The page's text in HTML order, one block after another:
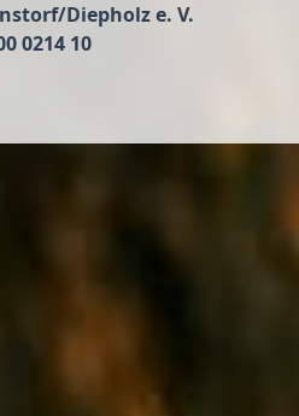
Diepholz e. V.
0214 10